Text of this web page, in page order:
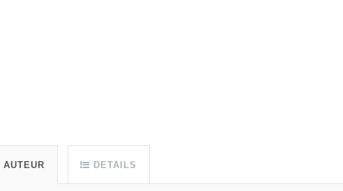
AUTEUR DETAILS